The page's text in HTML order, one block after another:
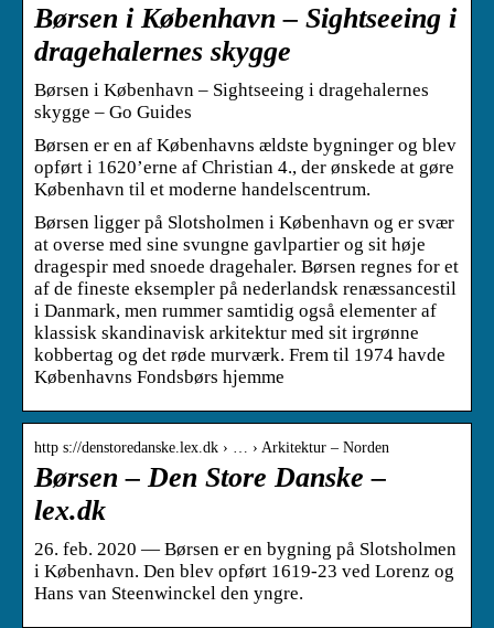
Børsen i København – Sightseeing i
dragehalernes skygge
Børsen i København – Sightseeing i dragehalernes
skygge – Go Guides
Børsen er en af Københavns ældste bygninger og blev
opført i 1620’erne af Christian 4., der ønskede at gøre
København til et moderne handelscentrum.
Børsen ligger på Slotsholmen i København og er svær
at overse med sine svungne gavlpartier og sit høje
dragespir med snoede dragehaler. Børsen regnes for et
af de fineste eksempler på nederlandsk renæssancestil
i Danmark, men rummer samtidig også elementer af
klassisk skandinavisk arkitektur med sit irgrønne
kobbertag og det røde murværk. Frem til 1974 havde
Københavns Fondsbørs hjemme
http s://denstoredanske.lex.dk › … › Arkitektur – Norden
Børsen – Den Store Danske –
lex.dk
26. feb. 2020 — Børsen er en bygning på Slotsholmen
i København. Den blev opført 1619-23 ved Lorenz og
Hans van Steenwinckel den yngre.